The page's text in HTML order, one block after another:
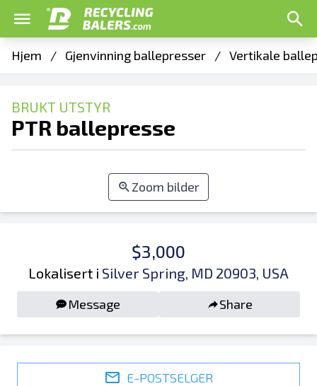
Hjem / Gjenvinning ballepresser / Vertikale
BRUKT UTSTYR
PTR ballepresse
Zoom bilder
$3,000
Lokalisert i Silver Spring, MD 20903, USA
Message Share
E-POSTSELGER